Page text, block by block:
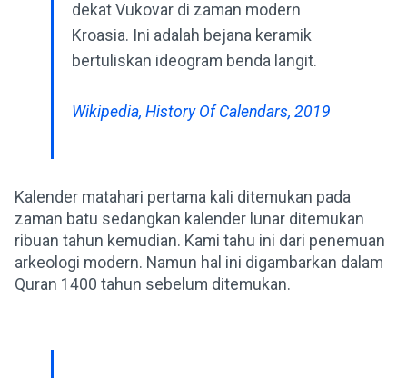
dekat Vukovar di zaman modern
Kroasia. Ini adalah bejana keramik
bertuliskan ideogram benda langit.
Wikipedia, History Of Calendars, 2019
Kalender matahari pertama kali ditemukan pada
zaman batu sedangkan kalender lunar ditemukan
ribuan tahun kemudian. Kami tahu ini dari penemuan
arkeologi modern. Namun hal ini digambarkan dalam
Quran 1400 tahun sebelum ditemukan.